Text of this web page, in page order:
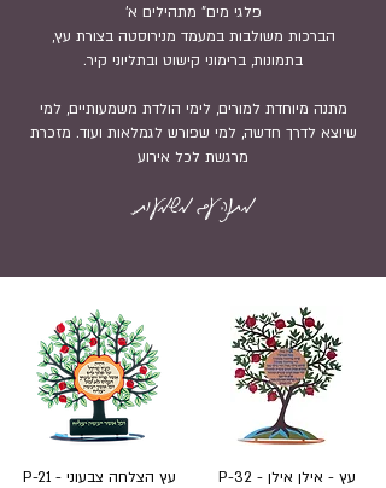
פלגי מים" מתהילים א'
הברכות משולבות במעמד מנירוסטה בצורת עץ,
בתמונות, ברימוני קישוט ובתליוני קיר.
מתנה מיוחדת למורים, לימי הולדת משמעותיים, למי
שיוצא לדרך חדשה, למי שפורש לגמלאות ועוד. מזכרת
מרגשת לכל אירוע
מתנה עם משמעות,
עץ - אילן אילן - P-32 עץ הצלחה צבעוני - P-21